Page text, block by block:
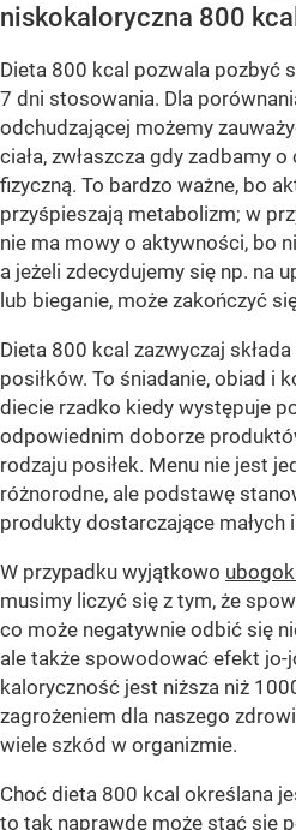
niskokaloryczna 800 kcal
Dieta 800 kcal pozwala pozbyć
7 dni stosowania. Dla
odchudzającej możemy
ciała, zwłaszcza gdy zadbamy
fizyczną. To bardzo ważne, bo
przyśpieszają metabolizm; w
nie ma mowy o aktywności, bo
a jeżeli zdecydujemy się np. na
lub bieganie, może zakończyć
Dieta 800 kcal zazwyczaj
posiłków. To śniadanie, obiad i
diecie rzadko kiedy występuje
odpowiednim doborze
rodzaju posiłek. Menu nie jest
różnorodne, ale podstawę
produkty dostarczające małych
W przypadku wyjątkowo
musimy liczyć się z tym, że
co może negatywnie odbić się
ale także spowodować efekt jo-
kaloryczność jest niższa niż
zagrożeniem dla naszego
wiele szkód w organizmie.
Choć dieta 800 kcal określana
to tak naprawdę może stać się